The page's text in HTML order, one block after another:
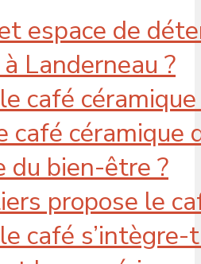
espace de
Landerneau ?
café
café
du bien-être ?
propose le
café